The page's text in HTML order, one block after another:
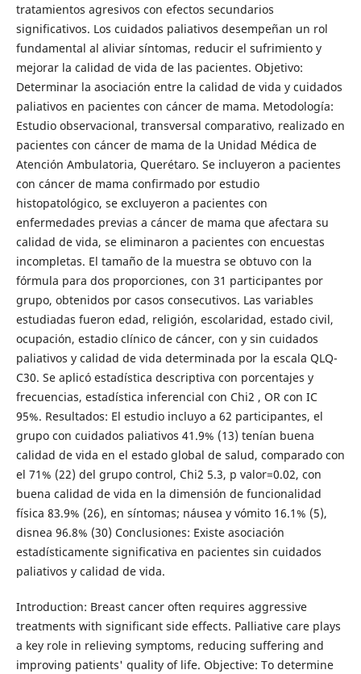
tratamientos agresivos con efectos secundarios
significativos. Los cuidados paliativos desempeñan un rol
fundamental al aliviar síntomas, reducir el sufrimiento y
mejorar la calidad de vida de las pacientes. Objetivo:
Determinar la asociación entre la calidad de vida y cuidados
paliativos en pacientes con cáncer de mama. Metodología:
Estudio observacional, transversal comparativo, realizado en
pacientes con cáncer de mama de la Unidad Médica de
Atención Ambulatoria, Querétaro. Se incluyeron a pacientes
con cáncer de mama confirmado por estudio
histopatológico, se excluyeron a pacientes con
enfermedades previas a cáncer de mama que afectara su
calidad de vida, se eliminaron a pacientes con encuestas
incompletas. El tamaño de la muestra se obtuvo con la
fórmula para dos proporciones, con 31 participantes por
grupo, obtenidos por casos consecutivos. Las variables
estudiadas fueron edad, religión, escolaridad, estado civil,
ocupación, estadio clínico de cáncer, con y sin cuidados
paliativos y calidad de vida determinada por la escala QLQ-
C30. Se aplicó estadística descriptiva con porcentajes y
frecuencias, estadística inferencial con Chi2 , OR con IC
95%. Resultados: El estudio incluyo a 62 participantes, el
grupo con cuidados paliativos 41.9% (13) tenían buena
calidad de vida en el estado global de salud, comparado con
el 71% (22) del grupo control, Chi2 5.3, p valor=0.02, con
buena calidad de vida en la dimensión de funcionalidad
física 83.9% (26), en síntomas; náusea y vómito 16.1% (5),
disnea 96.8% (30) Conclusiones: Existe asociación
estadísticamente significativa en pacientes sin cuidados
paliativos y calidad de vida.
Introduction: Breast cancer often requires aggressive
treatments with significant side effects. Palliative care plays
a key role in relieving symptoms, reducing suffering and
improving patients' quality of life. Objective: To determine